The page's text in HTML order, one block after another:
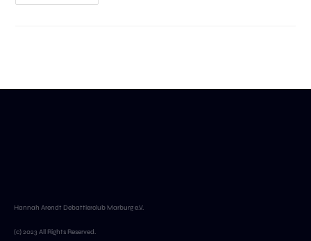
Hannah Arendt Debattierclub Marburg e.V.
(c) 2023 All Rights Reserved.